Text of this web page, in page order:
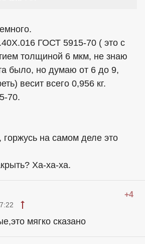
ГОСТ 5915-70 ( это с
толщиной 6 мкм, не знаю
было, но думаю от 6 до 9,
весит всего 0,956 кг.
70.
горжусь на самом деле это
Ха-ха-ха.
+4
мягко сказано